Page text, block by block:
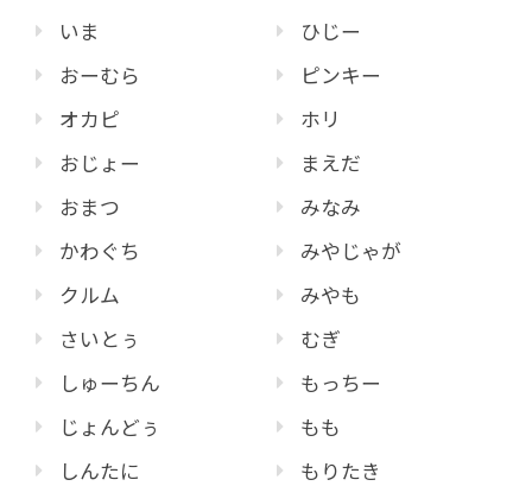
いま
おーむら
オカピ
おじょー
おまつ
かわぐち
クルム
さいとぅ
しゅーちん
じょんどぅ
しんたに
ひじー
ピンキー
ホリ
まえだ
みなみ
みやじゃが
みやも
むぎ
もっちー
もも
もりたき